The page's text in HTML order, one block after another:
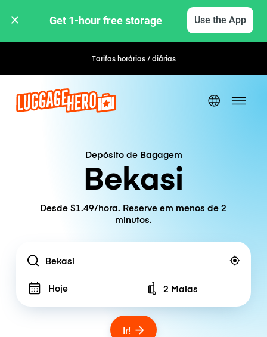
Get 1-hour free storage Use the App
Tarifas horárias / diárias
Depósito de Bagagem
Bekasi
Desde $1.49/hora. Reserve em menos de 2
minutos.
Location
Hoje Number of bags
2 Malas
Ir!